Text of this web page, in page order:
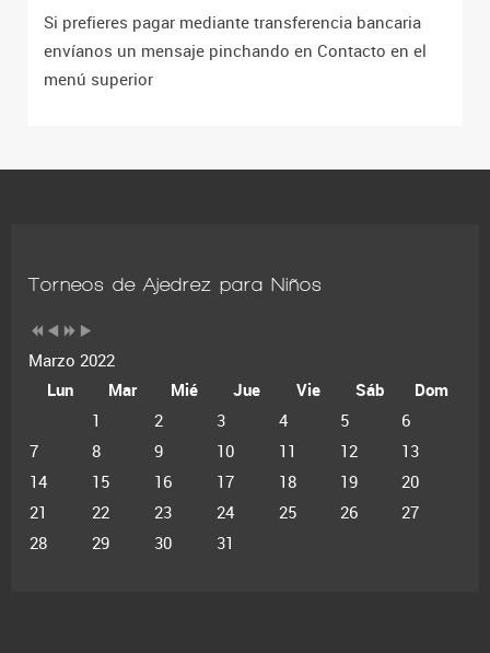
Si prefieres pagar mediante transferencia bancaria
envíanos un mensaje pinchando en Contacto en el
menú superior
Torneos de Ajedrez para Niños
Marzo 2022
Lun
Mar Mié Jue Vie Sáb
Dom
1
2 3 4 5
6
7
8 9 10 11 12
13
14
15 16 17 18 19
20
21
22 23 24 25 26
27
28
29 30 31